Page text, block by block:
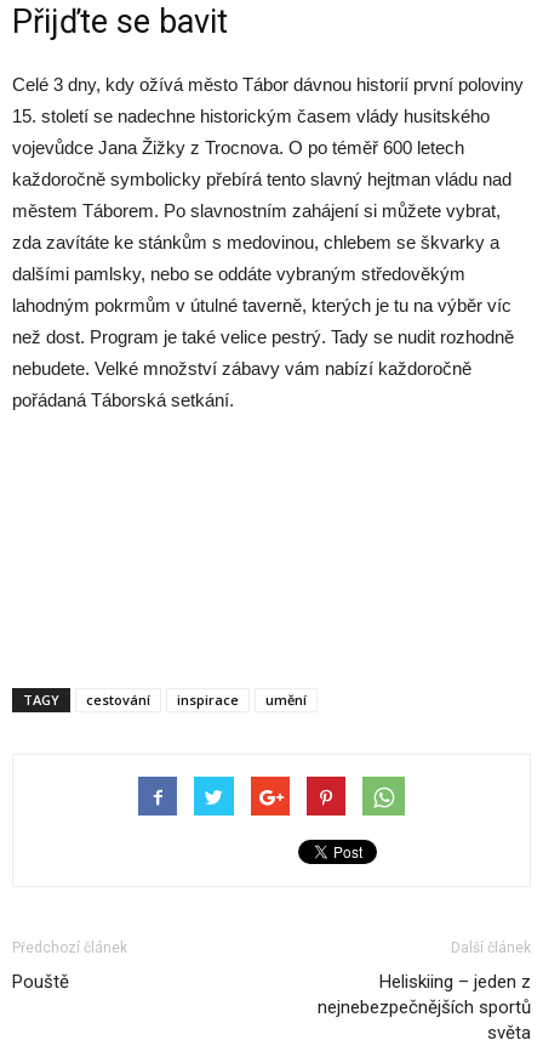
Přijďte se bavit
Celé 3 dny, kdy ožívá město Tábor dávnou historií první poloviny
15. století se nadechne historickým časem vlády husitského
vojevůdce Jana Žižky z Trocnova. O po téměř 600 letech
každoročně symbolicky přebírá tento slavný hejtman vládu nad
městem Táborem. Po slavnostním zahájení si můžete vybrat,
zda zavítáte ke stánkům s medovinou, chlebem se škvarky a
dalšími pamlsky, nebo se oddáte vybraným středověkým
lahodným pokrmům v útulné taverně, kterých je tu na výběr víc
než dost. Program je také velice pestrý. Tady se nudit rozhodně
nebudete. Velké množství zábavy vám nabízí každoročně
pořádaná Táborská setkání.
TAGY cestování inspirace umění
Předchozí článek
Pouště
Další článek
Heliskiing – jeden z
nejnebezpečnějších sportů
světa